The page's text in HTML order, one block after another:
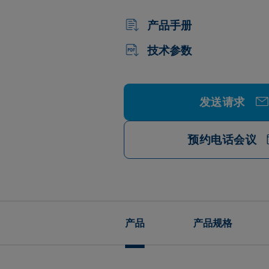
产品手册
技术参数
发送请求
预约电话会议
产品 产品规格